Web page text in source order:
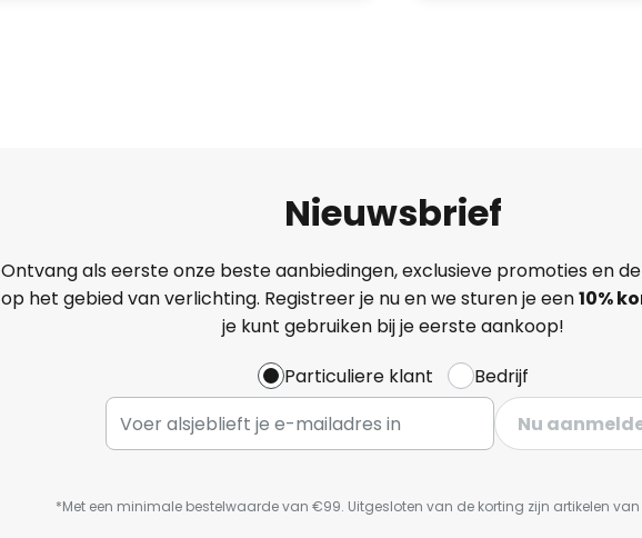
Nieuwsbrief
Ontvang als eerste onze beste aanbiedingen, exclusieve promoties en
op het gebied van verlichting. Registreer je nu en we sturen je een10%
je kunt gebruiken bij je eerste aankoop!
Particuliere klant
Bedrijf
Nu
*Met een minimale bestelwaarde van €99. Uitgesloten van de korting zijn artikelen van